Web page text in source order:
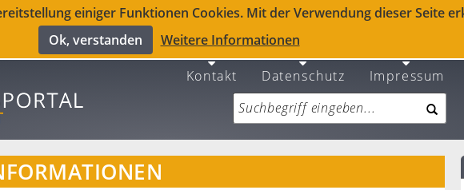
einiger Funktionen Cookies. Mit der Verwendung dieser Seite
Ok, verstanden
Weitere Informationen
Kontakt Datenschutz Impressum